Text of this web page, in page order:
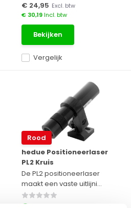
Vergelijk
€ 24,95 Excl. btw
€ 30,19Incl. btw
Bekijken
Rood
hedue Positioneerlaser
PL2 Kruis
De PL2 positioneerlaser
maakt een vaste uitlijni...